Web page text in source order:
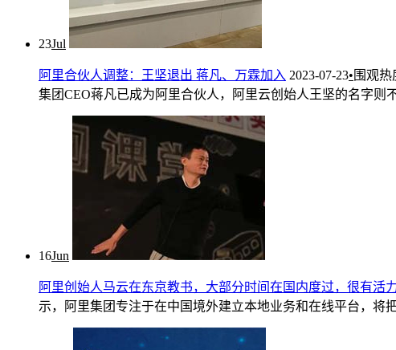
23Jul
阿里合伙人调整：王坚退出 蒋凡、万霖加入 2023-07-23• 围观热
集团CEO蒋凡已成为阿里合伙人，阿里云创始人王坚的名字则
16Jun
阿里创始人马云在东京教书，大部分时间在国内度过，很有活
示，阿里集团专注于在中国境外建立本地业务和在线平台，将